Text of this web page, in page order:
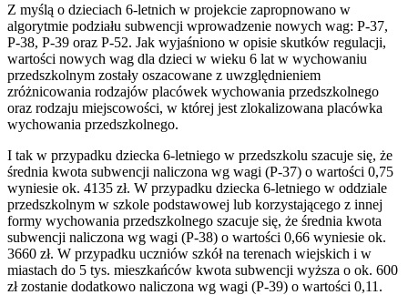
Z myślą o dzieciach 6-letnich w projekcie zapropnowano w
algorytmie podziału subwencji wprowadzenie nowych wag: P-37,
P-38, P-39 oraz P-52. Jak wyjaśniono w opisie skutków regulacji,
wartości nowych wag dla dzieci w wieku 6 lat w wychowaniu
przedszkolnym zostały oszacowane z uwzględnieniem
zróżnicowania rodzajów placówek wychowania przedszkolnego
oraz rodzaju miejscowości, w której jest zlokalizowana placówka
wychowania przedszkolnego.
I tak w przypadku dziecka 6-letniego w przedszkolu szacuje się, że
średnia kwota subwencji naliczona wg wagi (P-37) o wartości 0,75
wyniesie ok. 4135 zł. W przypadku dziecka 6-letniego w oddziale
przedszkolnym w szkole podstawowej lub korzystającego z innej
formy wychowania przedszkolnego szacuje się, że średnia kwota
subwencji naliczona wg wagi (P-38) o wartości 0,66 wyniesie ok.
3660 zł. W przypadku uczniów szkół na terenach wiejskich i w
miastach do 5 tys. mieszkańców kwota subwencji wyższa o ok. 600
zł zostanie dodatkowo naliczona wg wagi (P-39) o wartości 0,11.